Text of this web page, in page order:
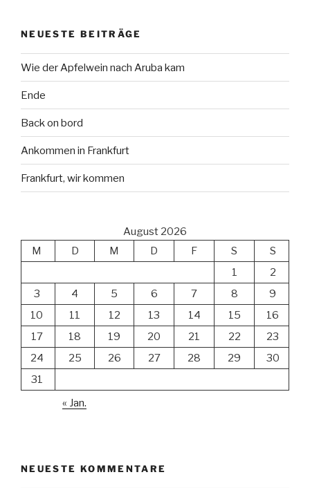
NEUESTE BEITRÄGE
Wie der Apfelwein nach Aruba kam
Ende
Back on bord
Ankommen in Frankfurt
Frankfurt, wir kommen
August 2026
M
D M D F S
S
1
2
3
4 5 6 7 8
9
10
11 12 13 14 15
16
17
18 19 20 21 22
23
24
25 26 27 28 29
30
31
« Jan.
NEUESTE KOMMENTARE